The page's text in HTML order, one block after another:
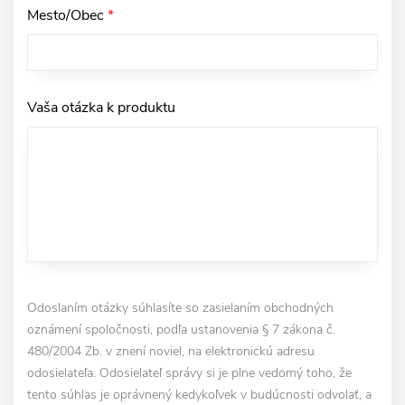
Mesto/Obec*
Vaša otázka k produktu
Odoslaním otázky súhlasíte so zasielaním obchodných
oznámení spoločnosti, podľa ustanovenia § 7 zákona č.
480/2004 Zb. v znení noviel, na elektronickú adresu
odosielateľa. Odosielateľ správy si je plne vedomý toho, že
tento súhlas je oprávnený kedykoľvek v budúcnosti odvolať, a